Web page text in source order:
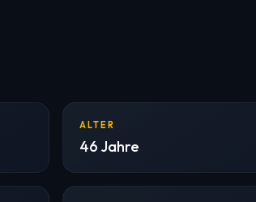
ALTER
46 Jahre